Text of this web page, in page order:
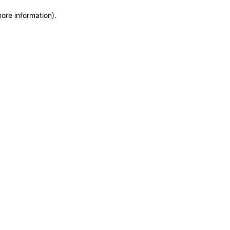
information).